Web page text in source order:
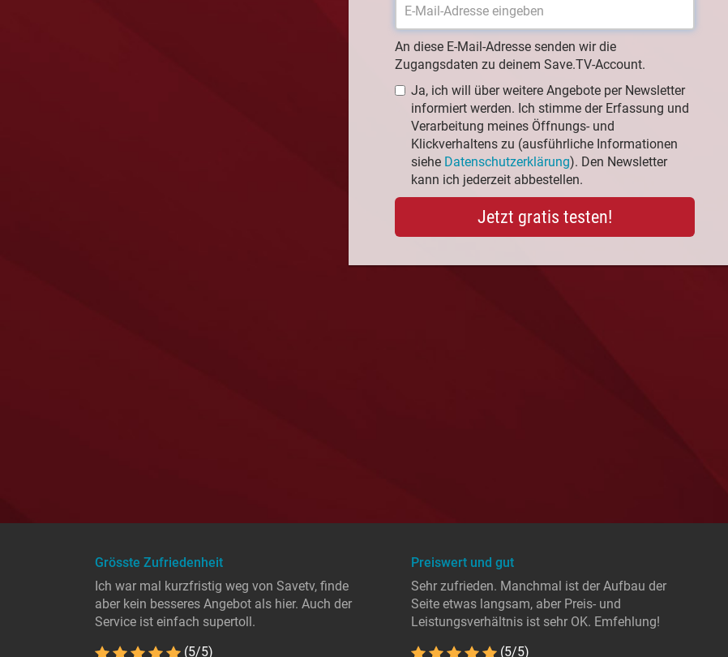
An diese E-Mail-Adresse senden wir die
Zugangsdaten zu deinem Save.TV-Account.
Ja, ich will über weitere Angebote per Newsletter
informiert werden. Ich stimme der Erfassung und
Verarbeitung meines Öffnungs- und
Klickverhaltens zu (ausführliche Informationen
siehe Datenschutzerklärung). Den Newsletter
kann ich jederzeit abbestellen.
Jetzt gratis testen!
Grösste Zufriedenheit
Ich war mal kurzfristig weg von Savetv, finde
aber kein besseres Angebot als hier. Auch der
Service ist einfach supertoll.
(5/5)
Preiswert und gut
Sehr zufrieden. Manchmal ist der Aufbau der
Seite etwas langsam, aber Preis- und
Leistungsverhältnis ist sehr OK. Emfehlung!
(5/5)